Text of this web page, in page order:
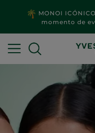
MONOI
momento de